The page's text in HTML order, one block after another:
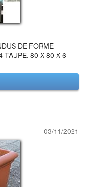
DE FORME
TAUPE. 80 X 80 X 6
03/11/2021